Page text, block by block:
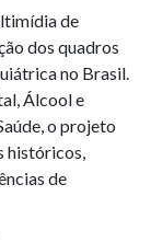
de
dos quadros
no Brasil.
Álcool e
o projeto
históricos,
de